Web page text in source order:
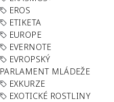
EROS
ETIKETA
EUROPE
EVERNOTE
EVROPSKÝ
PARLAMENT MLÁDEŽE
EXKURZE
EXOTICKÉ ROSTLINY